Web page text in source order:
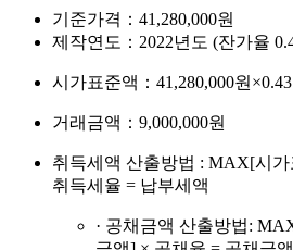
기준가격：41,280,000원
제작연도：2022년도 (잔가율
시가표준액：41,280,000원
거래금액：9,000,000원
취득세액 산출방법 : MAX[시
취득세율 = 납부세액
· 공채금액 산출방법: